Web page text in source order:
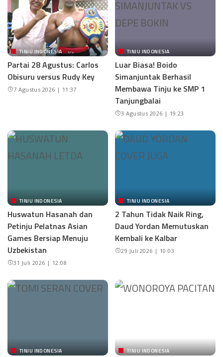
TINJU INDONESIA
Partai 28 Agustus: Carlos
Obisuru versus Rudy Key
7 Agustus 2026 | 11:37
TINJU INDONESIA
Luar Biasa! Boido
Simanjuntak Berhasil
Membawa Tinju ke SMP 1
Tanjungbalai
3 Agustus 2026 | 19:23
TINJU INDONESIA
Huswatun Hasanah dan
Petinju Pelatnas Asian
Games Bersiap Menuju
Uzbekistan
31 Juli 2026 | 12:08
TINJU INDONESIA
2 Tahun Tidak Naik Ring,
Daud Yordan Memutuskan
Kembali ke Kalbar
29 Juli 2026 | 10:03
TINJU INDONESIA TINJU INDONESIA